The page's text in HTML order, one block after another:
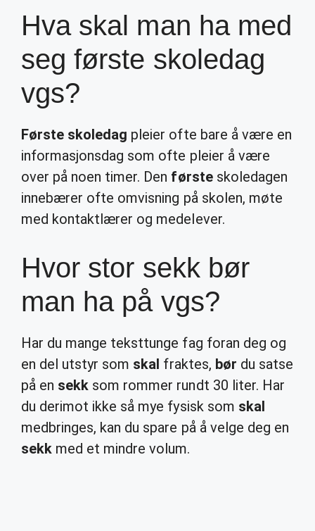
Hva skal man ha med
seg første skoledag
vgs?
Første skoledag pleier ofte bare å være en
informasjonsdag som ofte pleier å være
over på noen timer. Den førsteskoledagen
innebærer ofte omvisning på skolen, møte
med kontaktlærer og medelever.
Hvor stor sekk bør
man ha på vgs?
Har du mange teksttunge fag foran deg og
en del utstyr som skal fraktes, bør du satse
på en sekk som rommer rundt 30 liter. Har
du derimot ikke så mye fysisk som skal
medbringes, kan du spare på å velge deg en
sekk med et mindre volum.